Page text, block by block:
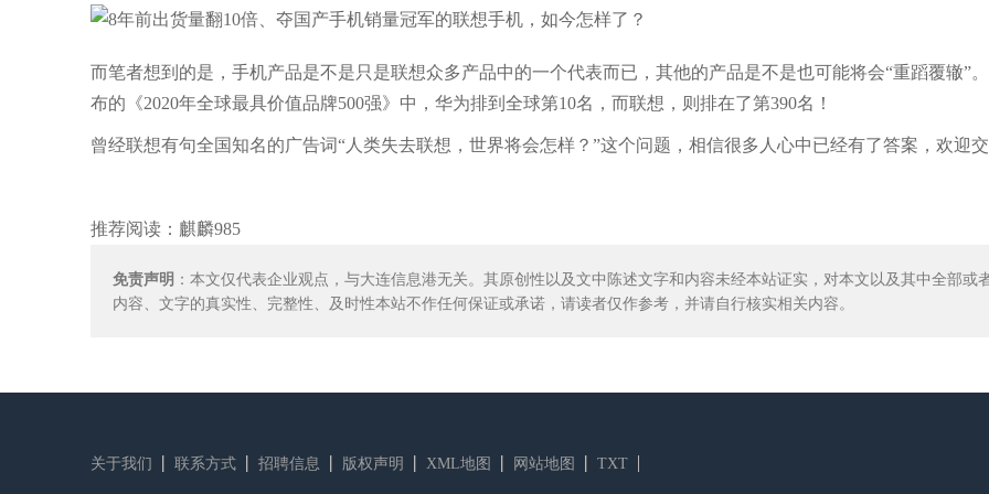
而笔者想到的是，手机产品是不是只是联想众多产品中的一个代表而已，其他的产品是不是也可能将会“重蹈覆辙”
布的《2020年全球最具价值品牌500强》中，华为排到全球第10名，而联想，则排在了第390名！
曾经联想有句全国知名的广告词“人类失去联想，世界将会怎样？”这个问题，相信很多人心中已经有了答案，欢迎交
推荐阅读： 麒麟985
免责声明 ：本文仅代表企业观点，与大连信息港无关。其原创性以及文中陈述文字和内容未经本站证实，对本文以及其中全部或
内容、文字的真实性、完整性、及时性本站不作任何保证或承诺，请读者仅作参考，并请自行核实相关内容。
关于我们 联系方式 招聘信息 版权声明 XML地图 网站地图 TXT